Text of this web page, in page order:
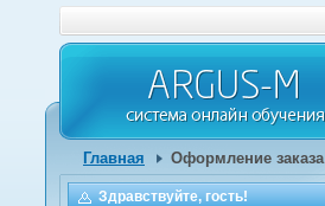
Главная Оформление заказа
Здравствуйте, гость!